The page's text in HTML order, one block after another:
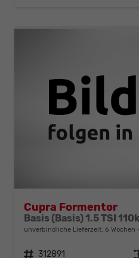
Cupra Formentor
unverbindliche Lieferzeit: 6 Wochen
Fahrzeugnr. 312891